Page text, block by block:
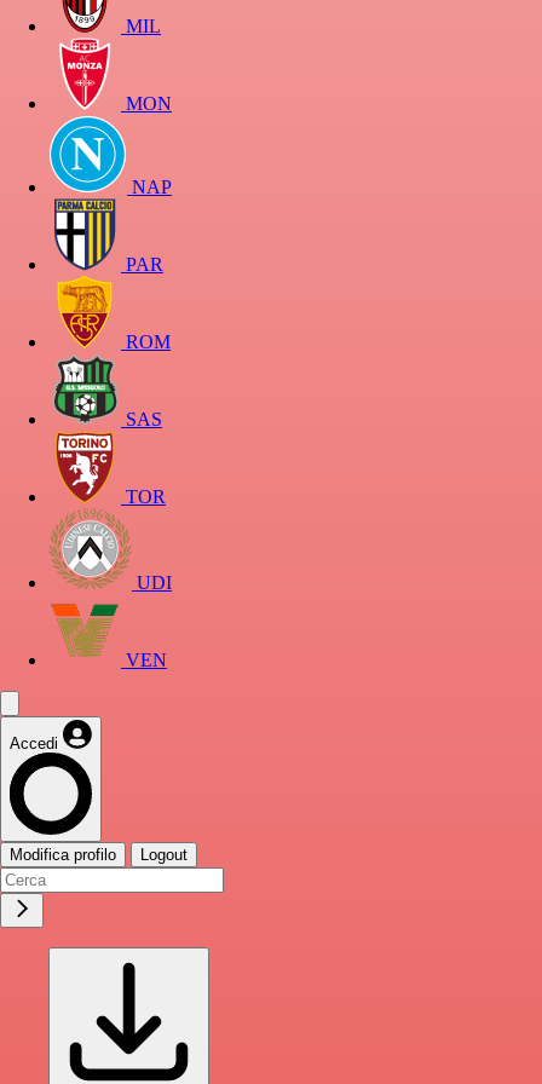
MIL
MON
NAP
PAR
ROM
SAS
TOR
UDI
VEN
Accedi
Modifica profilo Logout